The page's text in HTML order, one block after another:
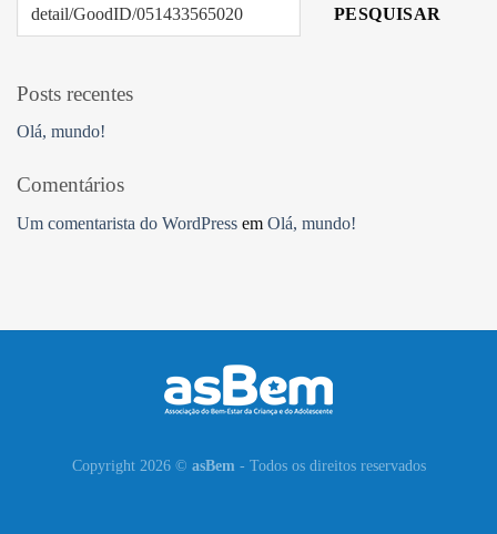
PESQUISAR
Posts recentes
Olá, mundo!
Comentários
Um comentarista do WordPress em Olá, mundo!
Copyright 2026 © asBem - Todos os direitos reservados